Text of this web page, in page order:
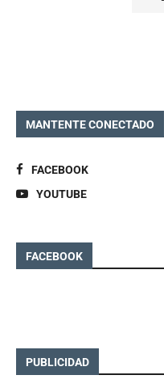
MANTENTE CONECTADO
FACEBOOK
YOUTUBE
FACEBOOK
PUBLICIDAD